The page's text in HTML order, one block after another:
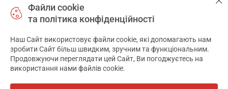
ПЕРЕД ЗАСТОСУВАННЯМ ПРЕПАРАТУ ПРОКОНСУЛЬТУЙТЕСЬ
ТОВ «АПТЕКА 911.ЮА» Код ЄДРПОУ 43631965.
Відмова від відповідальності
Файли cookie
та політика конфіденційності
Наш Сайт використовує файли cookie, які допомагають нам
зробити Сайт більш швидким, зручним та функціональним.
Продовжуючи переглядати цей Сайт, Ви погоджуєтесь на
використання нами файлів cookie.
✕